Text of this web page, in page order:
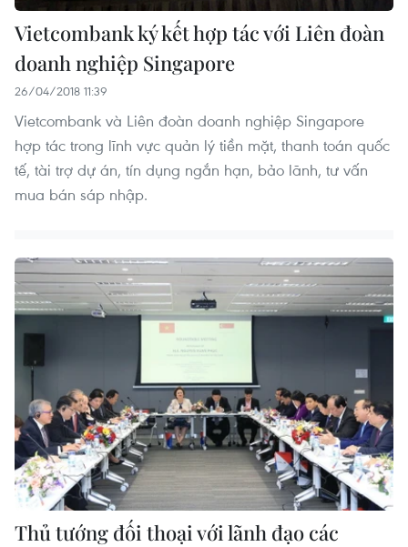
Vietcombank ký kết hợp tác với Liên đoàn
doanh nghiệp Singapore
26/04/2018 11:39
Vietcombank và Liên đoàn doanh nghiệp Singapore
hợp tác trong lĩnh vực quản lý tiền mặt, thanh toán quốc
tế, tài trợ dự án, tín dụng ngắn hạn, bảo lãnh, tư vấn
mua bán sáp nhập.
Thủ tướng đối thoại với lãnh đạo các